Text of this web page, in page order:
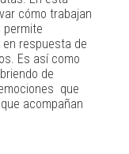
cómo trabajan
permite
respuesta de
Es así como
de
que
acompañan